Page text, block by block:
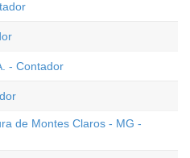
- Contador
de Montes Claros - MG -